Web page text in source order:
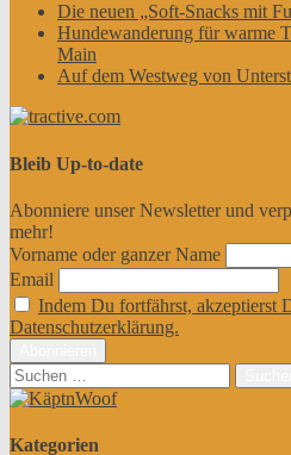
Die neuen „Soft-Snacks mit
Hundewanderung für warme
Main
Auf dem Westweg von
Bleib Up-to-date
Abonniere unser Newsletter und
mehr!
Vorname oder ganzer Name
Email
Indem Du fortfährst, akzeptierst
Datenschutzerklärung.
Suchen
nach:
Kategorien